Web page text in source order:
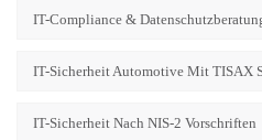
IT-Compliance &
IT-Sicherheit Automotive Mit TISAX
IT-Sicherheit Nach NIS-2 Vorschriften